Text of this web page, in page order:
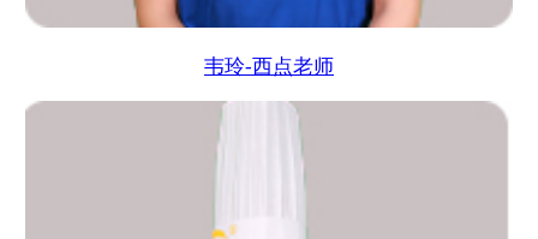
韦玲-西点老师